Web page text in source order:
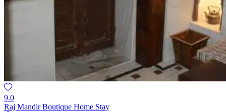
9.0
Raj Mandir Boutique Home Stay